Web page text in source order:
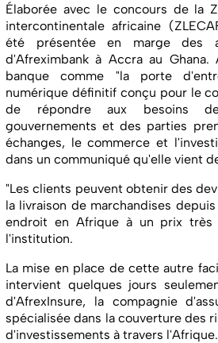
Élaborée avec le concours de la
intercontinentale africaine
été présentée en marge des
d'Afreximbank à Accra au
banque comme "la porte
numérique définitif conçu pour le
de répondre aux besoins
gouvernements et des parties
échanges, le commerce et
dans un communiqué qu'elle vient
"Les clients peuvent obtenir des
la livraison de marchandises
endroit en Afrique à un prix très
l'institution.
La mise en place de cette autre
intervient quelques jours
d'AfrexInsure, la compagnie
spécialisée dans la couverture des
d'investissements à travers l'Afrique.